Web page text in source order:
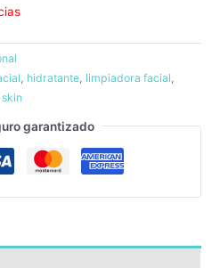
, hidratante, limpiadora facial,
skin
garantizado